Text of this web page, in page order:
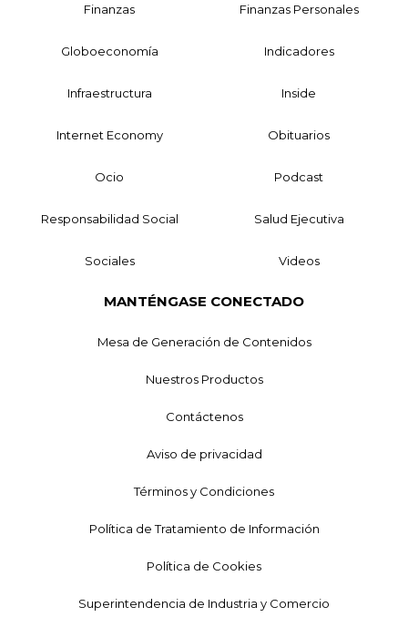
Finanzas Finanzas Personales
Globoeconomía Indicadores
Infraestructura Inside
Internet Economy Obituarios
Ocio Podcast
Responsabilidad Social Salud Ejecutiva
Sociales Videos
MANTÉNGASE CONECTADO
Mesa de Generación de Contenidos
Nuestros Productos
Contáctenos
Aviso de privacidad
Términos y Condiciones
Política de Tratamiento de Información
Política de Cookies
Superintendencia de Industria y Comercio